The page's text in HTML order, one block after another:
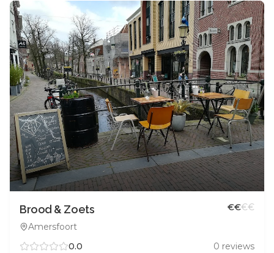
Brood & Zoets
Amersfoort
€€€€
0.0 0 reviews